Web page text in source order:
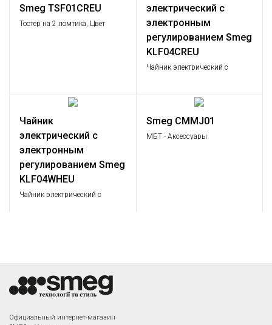
Smeg TSF01CREU
Тостер на 2 ломтика, Цвет
электрический с
электронным
регулированием Smeg
KLF04CREU
Чайник электрический с
Чайник
электрический с
электронным
регулированием Smeg
KLF04WHEU
Чайник электрический с
Smeg CMMJ01
МБТ - Аксессуары
Комплект ножей, цвет
кремовый
Официальный интернет-магазин